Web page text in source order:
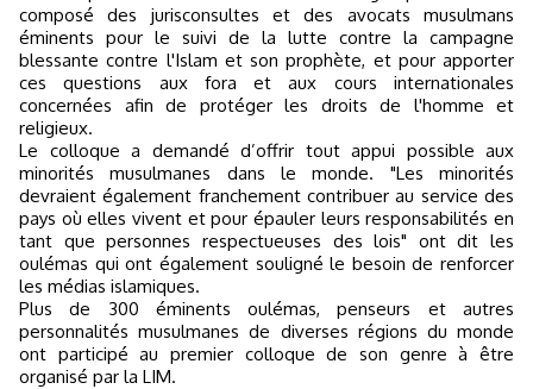
composé des jurisconsultes et des avocats musulmans
éminents pour le suivi de la lutte contre la campagne
blessante contre l'Islam et son prophète, et pour apporter
ces questions aux fora et aux cours internationales
concernées afin de protéger les droits de l'homme et
religieux.
Le colloque a demandé d’offrir tout appui possible aux
minorités musulmanes dans le monde. "Les minorités
devraient également franchement contribuer au service des
pays où elles vivent et pour épauler leurs responsabilités en
tant que personnes respectueuses des lois" ont dit les
oulémas qui ont également souligné le besoin de renforcer
les médias islamiques.
Plus de 300 éminents oulémas, penseurs et autres
personnalités musulmanes de diverses régions du monde
ont participé au premier colloque de son genre à être
organisé par la LIM.